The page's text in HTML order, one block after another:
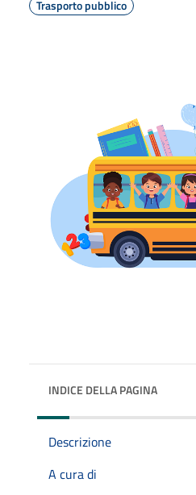
Trasporto pubblico
INDICE DELLA PAGINA
Descrizione
A cura di